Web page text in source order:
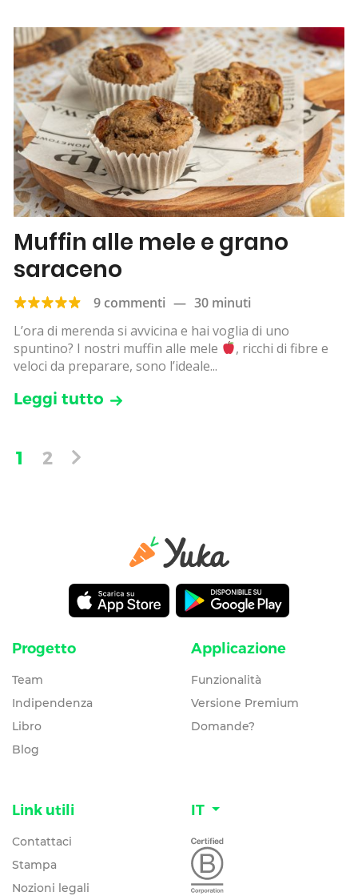
Muffin alle mele e grano
saraceno
9 commenti — 30 minuti
L’ora di merenda si avvicina e hai voglia di uno
spuntino? I nostri muffin alle mele
, ricchi di fibre e
veloci da preparare, sono l’ideale...
Leggi tutto
1 2
Progetto
Team
Indipendenza
Libro
Blog
Applicazione
Funzionalità
Versione Premium
Domande?
Link utili
Contattaci
Stampa
Nozioni legali
IT